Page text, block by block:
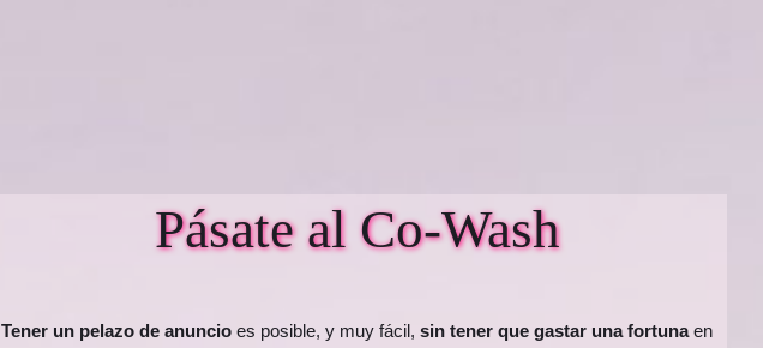
Pásate al Co-Wash
Tener un pelazo de anuncio es posible, y muy fácil, sin tener que gastar una fortunaen